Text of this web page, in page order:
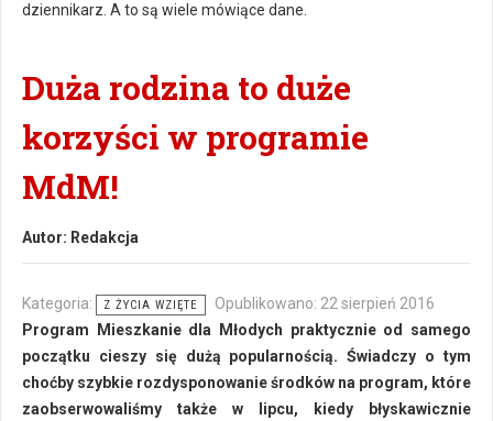
dziennikarz. A to są wiele mówiące dane.
Duża rodzina to duże
korzyści w programie
MdM!
Autor: Redakcja
Kategoria: Z ŻYCIA WZIĘTE
Opublikowano: 22 sierpień 2016
Program Mieszkanie dla Młodych praktycznie od samego
początku cieszy się dużą popularnością. Świadczy o tym
choćby szybkie rozdysponowanie środków na program, które
zaobserwowaliśmy także w lipcu, kiedy błyskawicznie